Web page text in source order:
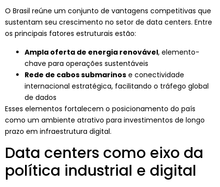
O Brasil reúne um conjunto de vantagens competitivas que
sustentam seu crescimento no setor de data centers. Entre
os principais fatores estruturais estão:
Ampla oferta de energia renovável, elemento-
chave para operações sustentáveis
Rede de cabos submarinos e conectividade
internacional estratégica, facilitando o tráfego global
de dados
Esses elementos fortalecem o posicionamento do país
como um ambiente atrativo para investimentos de longo
prazo em infraestrutura digital.
Data centers como eixo da
política industrial e digital